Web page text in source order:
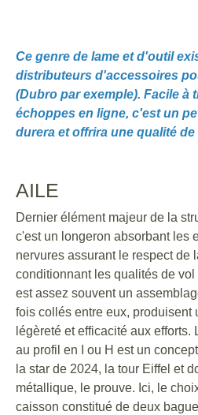
Ce genre de lame et d'outil
distributeurs d'accessoires
(Dubro par exemple). Facile à
échoppes en ligne, c'est un
durera et offrira une qualité
AILE
Dernier élément majeur de la
c'est un longeron absorbant les
nervures assurant le respect de
conditionnant les qualités de
est assez souvent un
fois collés entre eux, produisent
légèreté et efficacité aux
au profil en I ou H est un
la star de 2024, la tour Eiffel et
métallique, le prouve. Ici, le
caisson constitué de deux